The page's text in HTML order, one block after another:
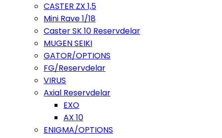
CASTER ZX 1,5
Mini Rave 1/18
Caster SK 10 Reservdelar
MUGEN SEIKI
GATOR/OPTIONS
FG/Reservdelar
VIRUS
Axial Reservdelar
EXO
AX 10
ENIGMA/OPTIONS